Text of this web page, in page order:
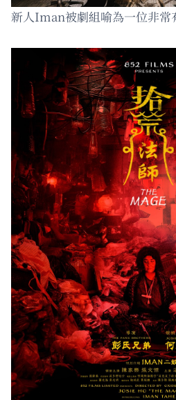
新人Iman被劇組喻為一位非常